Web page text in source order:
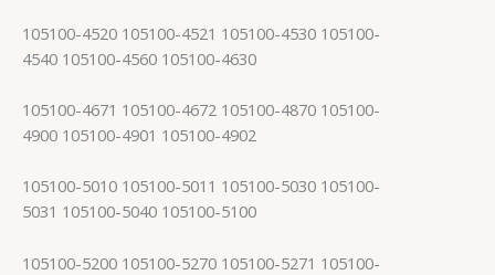
105100-4520 105100-4521 105100-4530 105100-
4540 105100-4560 105100-4630
105100-4671 105100-4672 105100-4870 105100-
4900 105100-4901 105100-4902
105100-5010 105100-5011 105100-5030 105100-
5031 105100-5040 105100-5100
105100-5200 105100-5270 105100-5271 105100-